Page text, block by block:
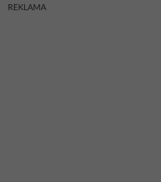
REKLAMA